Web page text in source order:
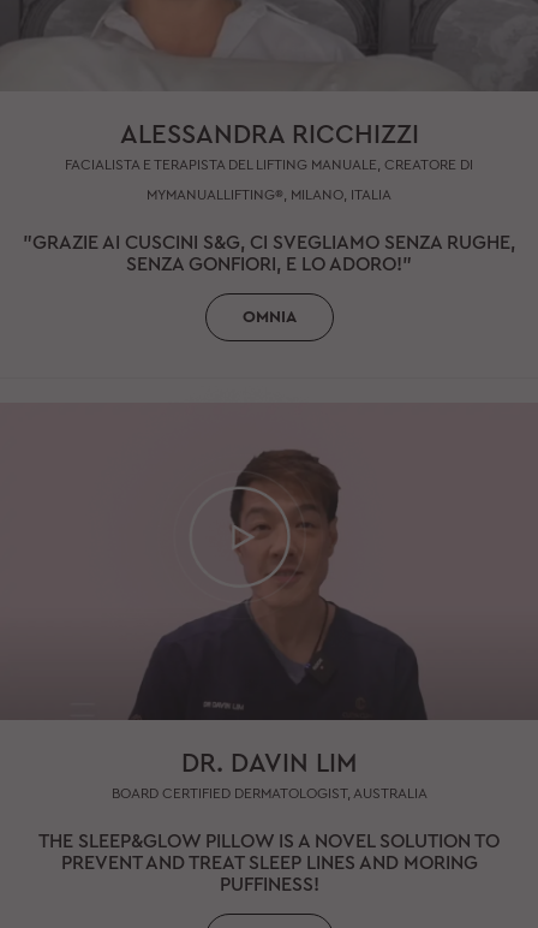
ALESSANDRA RICCHIZZI
FACIALISTA E TERAPISTA DEL LIFTING MANUALE, CREATORE DI
MYMANUALLIFTING®, MILANO, ITALIA
"GRAZIE AI CUSCINI S&G, CI SVEGLIAMO SENZA RUGHE,
SENZA GONFIORI, E LO ADORO!"
OMNIA
DR. DAVIN LIM
BOARD CERTIFIED DERMATOLOGIST, AUSTRALIA
THE SLEEP&GLOW PILLOW IS A NOVEL SOLUTION TO
PREVENT AND TREAT SLEEP LINES AND MORING
PUFFINESS!